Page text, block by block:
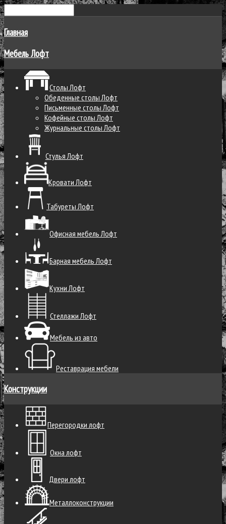
Главная
Мебель Лофт
Столы Лофт
Обеденные столы Лофт
Письменные столы Лофт
Кофейные столы Лофт
Журнальные столы Лофт
Стулья Лофт
Кровати Лофт
Табуреты Лофт
Офисная мебель Лофт
Барная мебель Лофт
Кухни Лофт
Стеллажи Лофт
Мебель из авто
Реставрация мебели
Конструкции
Перегородки лофт
Окна лофт
Двери лофт
Металлоконструкции